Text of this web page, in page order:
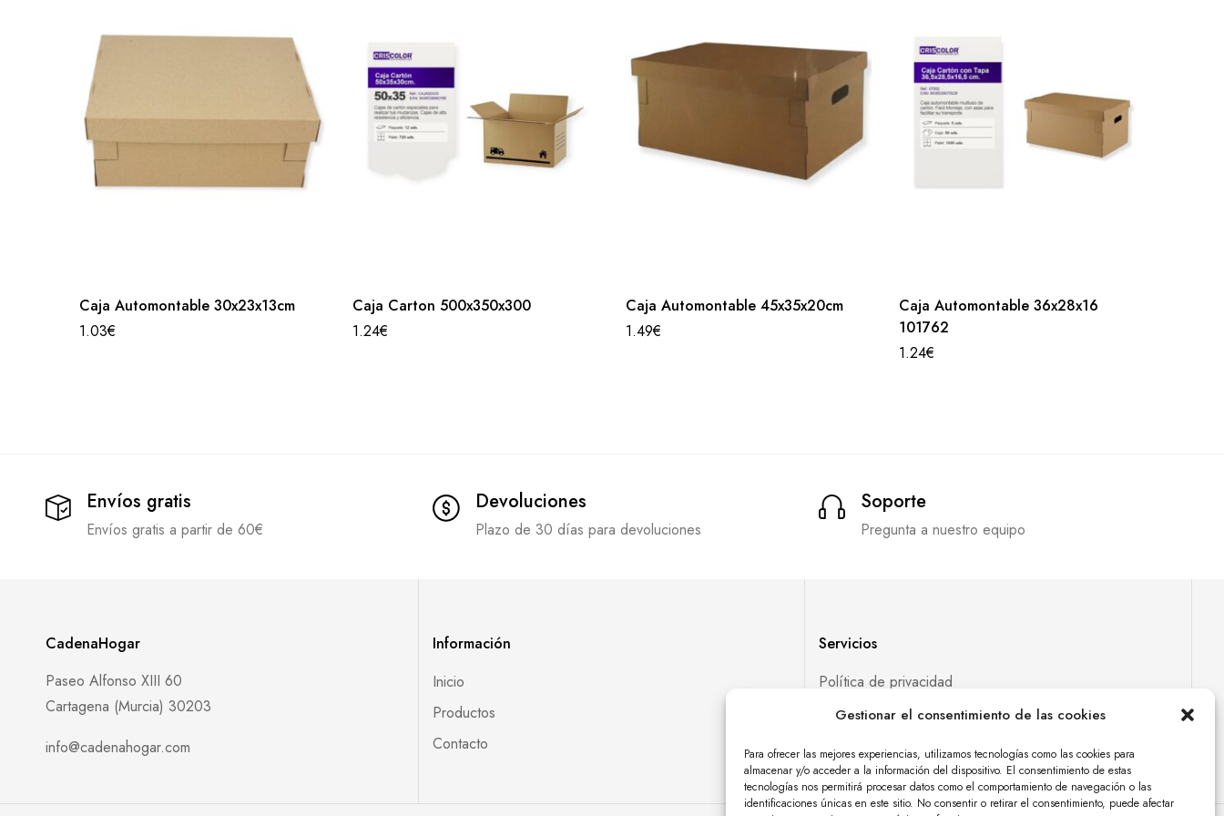
Gestionar el consentimiento de las cookies
Para ofrecer las mejores experiencias, utilizamos tecnologías como las cookies para
almacenar y/o acceder a la información del dispositivo. El consentimiento de estas
tecnologías nos permitirá procesar datos como el comportamiento de navegación o las
identificaciones únicas en este sitio. No consentir o retirar el consentimiento, puede afectar
Caja Automontable 30x23x13cm
1.03€
Caja Carton 500x350x300
1.24€
Caja Automontable 45x35x20cm
1.49€
Caja Automontable 36x28x16
101762
1.24€
Envíos gratis
Envíos gratis a partir de 60€
Devoluciones
Plazo de 30 días para devoluciones
Soporte
Pregunta a nuestro equipo
CadenaHogar
Paseo Alfonso XIII 60
Cartagena (Murcia) 30203
info@cadenahogar.com
Información
Inicio
Productos
Contacto
Servicios
Política de privacidad
Política de cookies